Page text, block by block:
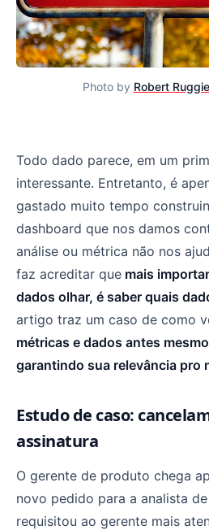
Photo by Robert
Pequeno manual para evitar
Todo dado parece, em um
interessante. Entretanto, é
gastado muito tempo
dashboard que nos damos
análise ou métrica não nos
faz acreditar que mais
dados olhar, é saber quais
artigo traz um caso de como
métricas e dados antes
garantindo sua relevância pro
Estudo de caso:
assinatura
O gerente de produto chega
novo pedido para a analista
requisitou ao gerente mais